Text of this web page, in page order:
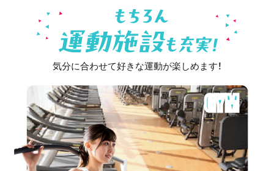
気分に合わせて好きな運動が楽しめます！
GYM